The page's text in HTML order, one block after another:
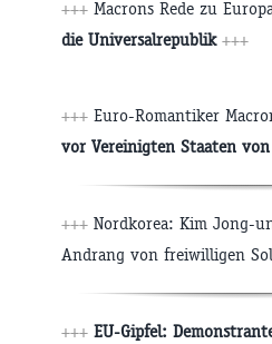
+++ Macrons Rede zu
die Universalrepublik +++
+++ Euro-Romantiker
vor Vereinigten Staaten
+++ Nordkorea: Kim Jong-
Andrang von freiwilligen
+++ EU-Gipfel: